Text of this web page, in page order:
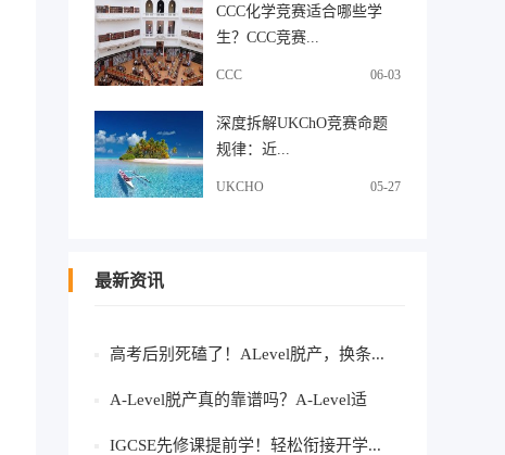
CCC化学竞赛适合哪些学
生？CCC竞赛...
CCC 06-03
深度拆解UKChO竞赛命题
规律：近...
UKCHO 05-27
最新资讯
高考后别死磕了！ALevel脱产，换条...
A-Level脱产真的靠谱吗？A-Level适
合...
IGCSE先修课提前学！轻松衔接开学...